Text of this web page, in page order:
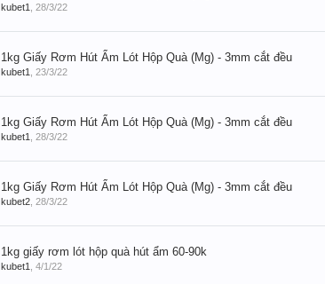
kubet1 28/3/22
1kg Giấy Rơm Hút Ẩm Lót Hộp Quà (Mg) - 3mm cắt đều
kubet1 23/3/22
1kg Giấy Rơm Hút Ẩm Lót Hộp Quà (Mg) - 3mm cắt đều
kubet1 28/3/22
1kg Giấy Rơm Hút Ẩm Lót Hộp Quà (Mg) - 3mm cắt đều
kubet2 28/3/22
1kg giấy rơm lót hộp quà hút ẩm 60-90k
kubet1 4/1/22